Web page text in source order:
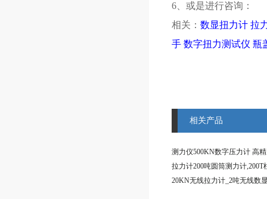
6、或是进行咨询：
相关： 数显扭力计 拉
手 数字扭力测试仪 瓶
相关产品